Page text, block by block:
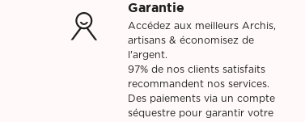
Garantie
Accédez aux meilleurs Archis,
artisans & économisez de
l'argent.
97% de nos clients satisfaits
recommandent nos services.
Des paiements via un compte
séquestre pour garantir votre